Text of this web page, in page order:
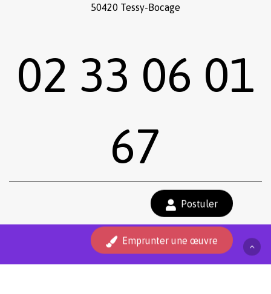
0,00
Voir le panier Commander
50420 Tessy-Bocage
02 33 06 01
67
Emprunter une œuvre
Postuler